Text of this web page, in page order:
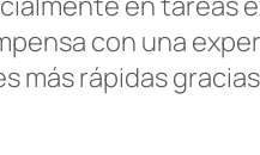
con una
más rápidas